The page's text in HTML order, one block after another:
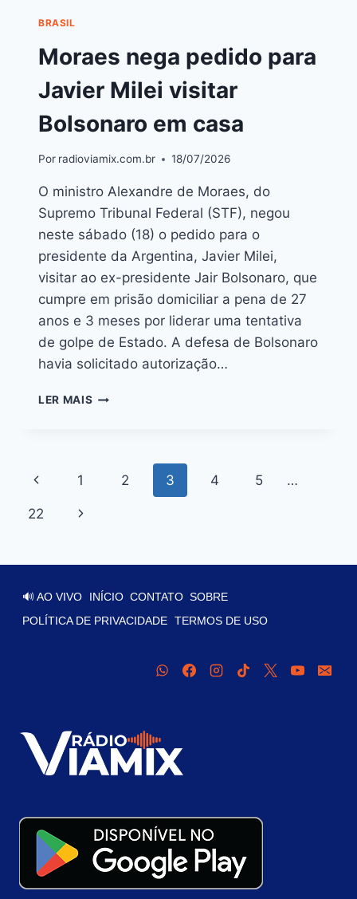
BRASIL
Moraes nega pedido para
Javier Milei visitar
Bolsonaro em casa
Por radioviamix.com.br 18/07/2026
O ministro Alexandre de Moraes, do
Supremo Tribunal Federal (STF), negou
neste sábado (18) o pedido para o
presidente da Argentina, Javier Milei,
visitar ao ex-presidente Jair Bolsonaro, que
cumpre em prisão domiciliar a pena de 27
anos e 3 meses por liderar uma tentativa
de golpe de Estado. A defesa de Bolsonaro
havia solicitado autorização…
LER MAIS
1 2 3 4 5 …
22
🔊 AO VIVO INÍCIO CONTATO SOBRE
POLÍTICA DE PRIVACIDADE TERMOS DE USO